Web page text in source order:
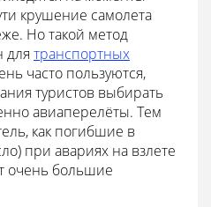
крушение самолета
Но такой метод
для транспортных
часто пользуются,
туристов выбирать
авиаперелёты. Тем
как погибшие в
при авариях на взлете
очень большие